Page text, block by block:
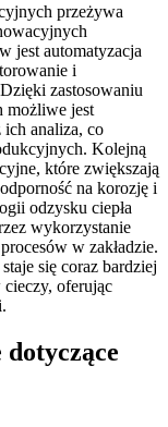
przeżywa
jest automatyzacja
i
zastosowaniu
możliwe jest
ich analiza, co
Kolejną
które zwiększają
na korozję i
odzysku ciepła
wykorzystanie
w zakładzie.
się coraz bardziej
cieczy, oferując